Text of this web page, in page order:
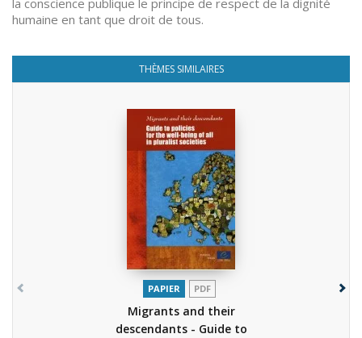
la conscience publique le principe de respect de la dignité
humaine en tant que droit de tous.
THÈMES SIMILAIRES
PAPIER PDF
Migrants and their
descendants - Guide to